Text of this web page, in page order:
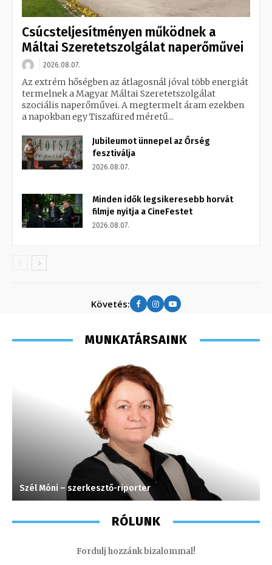
Csúcsteljesítményen működnek a
Máltai Szeretetszolgálat naperőművei
2026.08.07.
Az extrém hőségben az átlagosnál jóval több energiát
termelnek a Magyar Máltai Szeretetszolgálat
szociális naperőművei. A megtermelt áram ezekben
a napokban egy Tiszafüred méretű...
Jubileumot ünnepel az Őrség
fesztiválja
2026.08.07.
Minden idők legsikeresebb horvát
filmje nyitja a CineFestet
2026.08.07.
Követés:
MUNKATÁRSAINK
Szél Móni – szerkesztő-riporter
RÓLUNK
Fordulj hozzánk bizalommal!